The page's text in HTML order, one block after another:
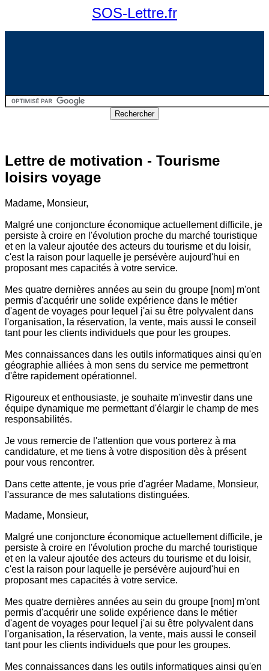
SOS-Lettre.fr
Lettre de motivation - Tourisme
loisirs voyage
Madame, Monsieur,
Malgré une conjoncture économique actuellement difficile, je
persiste à croire en l'évolution proche du marché touristique
et en la valeur ajoutée des acteurs du tourisme et du loisir,
c'est la raison pour laquelle je persévère aujourd'hui en
proposant mes capacités à votre service.
Mes quatre dernières années au sein du groupe [nom] m'ont
permis d'acquérir une solide expérience dans le métier
d'agent de voyages pour lequel j'ai su être polyvalent dans
l'organisation, la réservation, la vente, mais aussi le conseil
tant pour les clients individuels que pour les groupes.
Mes connaissances dans les outils informatiques ainsi qu'en
géographie alliées à mon sens du service me permettront
d'être rapidement opérationnel.
Rigoureux et enthousiaste, je souhaite m'investir dans une
équipe dynamique me permettant d'élargir le champ de mes
responsabilités.
Je vous remercie de l'attention que vous porterez à ma
candidature, et me tiens à votre disposition dès à présent
pour vous rencontrer.
Dans cette attente, je vous prie d'agréer Madame, Monsieur,
l'assurance de mes salutations distinguées.
Madame, Monsieur,
Malgré une conjoncture économique actuellement difficile, je
persiste à croire en l'évolution proche du marché touristique
et en la valeur ajoutée des acteurs du tourisme et du loisir,
c'est la raison pour laquelle je persévère aujourd'hui en
proposant mes capacités à votre service.
Mes quatre dernières années au sein du groupe [nom] m'ont
permis d'acquérir une solide expérience dans le métier
d'agent de voyages pour lequel j'ai su être polyvalent dans
l'organisation, la réservation, la vente, mais aussi le conseil
tant pour les clients individuels que pour les groupes.
Mes connaissances dans les outils informatiques ainsi qu'en